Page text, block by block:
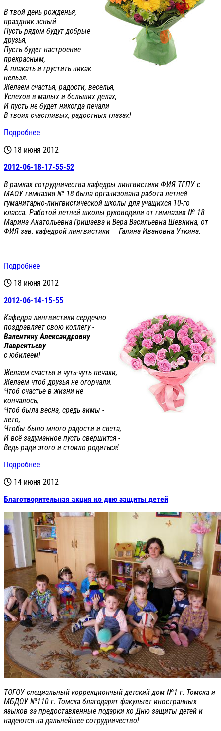
В твой день рожденья,
праздник ясный
Пусть рядом будут добрые
друзья,
Пусть будет настроение
прекрасным,
А плакать и грустить никак
нельзя.
Желаем счастья, радости, веселья,
Успехов в малых и больших делах,
И пусть не будет никогда печали
В твоих счастливых, радостных глазах!
Подробнее
18 июня 2012
2012-06-18-17-55-52
В рамках сотрудничества кафедры лингвистики ФИЯ ТГПУ с
МАОУ гимназия № 18 была организована работа летней
гуманитарно-лингвистической школы для учащихся 10-го
класса. Работой летней школы руководили от гимназии № 18
Марина Анатольевна Гришаева и Вера Васильевна Шевнина, от
ФИЯ зав. кафедрой лингвистики — Галина Ивановна Уткина.
Подробнее
18 июня 2012
2012-06-14-15-55
Кафедра лингвистики сердечно
поздравляет свою коллегу -
Валентину Александровну
Лаврентьеву
с юбилеем!
Желаем счастья и чуть-чуть печали,
Желаем чтоб друзья не огорчали,
Чтоб счастье в жизни не
кончалось,
Чтоб была весна, средь зимы -
лето,
Чтобы было много радости и света,
И всё задуманное пусть свершится -
Ведь ради этого и стоило родиться!
Подробнее
14 июня 2012
Благотворительная акция ко дню защиты детей
ТОГОУ специальный коррекционный детский дом №1 г. Томска и
МБДОУ №110 г. Томска благодарят факультет иностранных
языков за предоставленные подарки ко Дню защиты детей и
надеются на дальнейшее сотрудничество!